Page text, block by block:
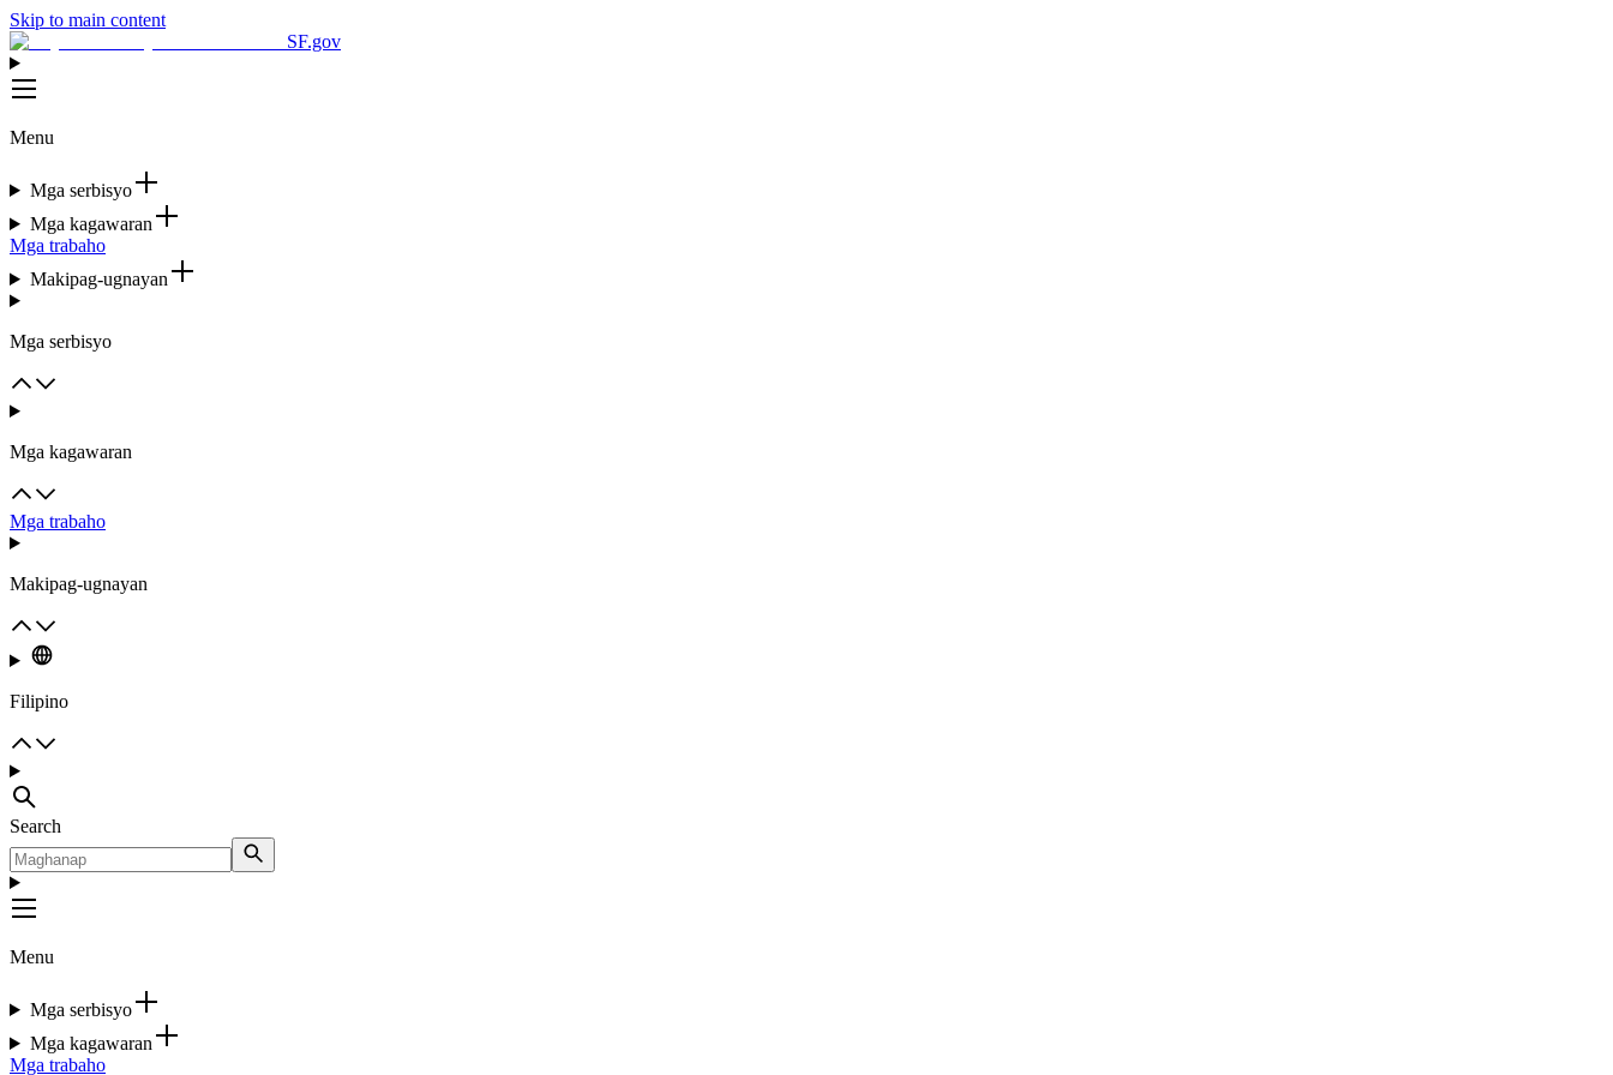
Skip to main content
SF.gov
Menu
Mga serbisyo
Mga kagawaran
Mga trabaho
Makipag-ugnayan
Mga serbisyo
Mga kagawaran
Mga trabaho
Makipag-ugnayan
Filipino
Search
Menu
Mga serbisyo
Mga kagawaran
Mga trabaho